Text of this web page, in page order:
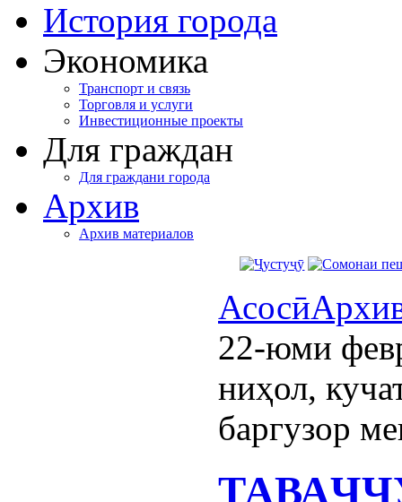
История города
Экономика
Транспорт и связь
Торговля и услуги
Инвестиционные проекты
Для граждан
Для граждани города
Архив
Архив материалов
Асосӣ
22-юми
ниҳол,
баргузор